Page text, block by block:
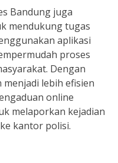
Bandung juga
mendukung tugas
aplikasi
proses
Dengan
lebih efisien
online
melaporkan kejadian
kantor polisi.